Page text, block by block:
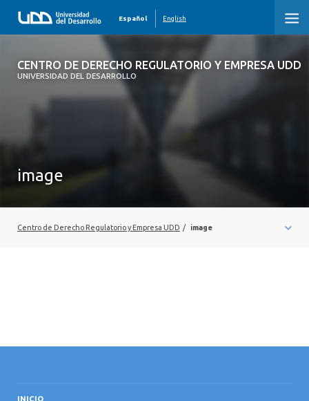
CENTRO DE DERECHO REGULATORIO Y EMPRESA UDD
UNIVERSIDAD DEL DESARROLLO
Español English
CENTRO DE DERECHO REGULATORIO Y
EMPRESA UDD
ÁREAS DE ESTUDIO
PUBLICACIONES
image
Centro de Derecho Regulatorio y Empresa UDD / image
INICIO